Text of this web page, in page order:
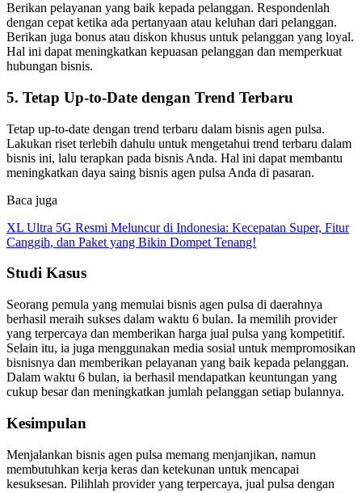
Berikan pelayanan yang baik kepada pelanggan. Respondenlah
dengan cepat ketika ada pertanyaan atau keluhan dari pelanggan.
Berikan juga bonus atau diskon khusus untuk pelanggan yang loyal.
Hal ini dapat meningkatkan kepuasan pelanggan dan memperkuat
hubungan bisnis.
5. Tetap Up-to-Date dengan Trend Terbaru
Tetap up-to-date dengan trend terbaru dalam bisnis agen pulsa.
Lakukan riset terlebih dahulu untuk mengetahui trend terbaru dalam
bisnis ini, lalu terapkan pada bisnis Anda. Hal ini dapat membantu
meningkatkan daya saing bisnis agen pulsa Anda di pasaran.
Baca juga
XL Ultra 5G Resmi Meluncur di Indonesia: Kecepatan Super, Fitur
Canggih, dan Paket yang Bikin Dompet Tenang!
Studi Kasus
Seorang pemula yang memulai bisnis agen pulsa di daerahnya
berhasil meraih sukses dalam waktu 6 bulan. Ia memilih provider
yang terpercaya dan memberikan harga jual pulsa yang kompetitif.
Selain itu, ia juga menggunakan media sosial untuk mempromosikan
bisnisnya dan memberikan pelayanan yang baik kepada pelanggan.
Dalam waktu 6 bulan, ia berhasil mendapatkan keuntungan yang
cukup besar dan meningkatkan jumlah pelanggan setiap bulannya.
Kesimpulan
Menjalankan bisnis agen pulsa memang menjanjikan, namun
membutuhkan kerja keras dan ketekunan untuk mencapai
kesuksesan. Pilihlah provider yang terpercaya, jual pulsa dengan